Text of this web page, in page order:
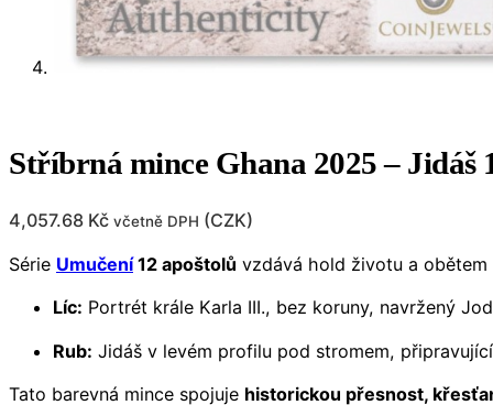
Stříbrná mince Ghana 2025 – Jidáš
4,057.68 Kč včetně DPH (CZK)
Série Umučení12 apoštolů vzdává hold životu a obětem
Líc: Portrét krále Karla III., bez koruny, navržený
Rub: Jidáš v levém profilu pod stromem,
Tato barevná mince spojuje historickou přesnost,